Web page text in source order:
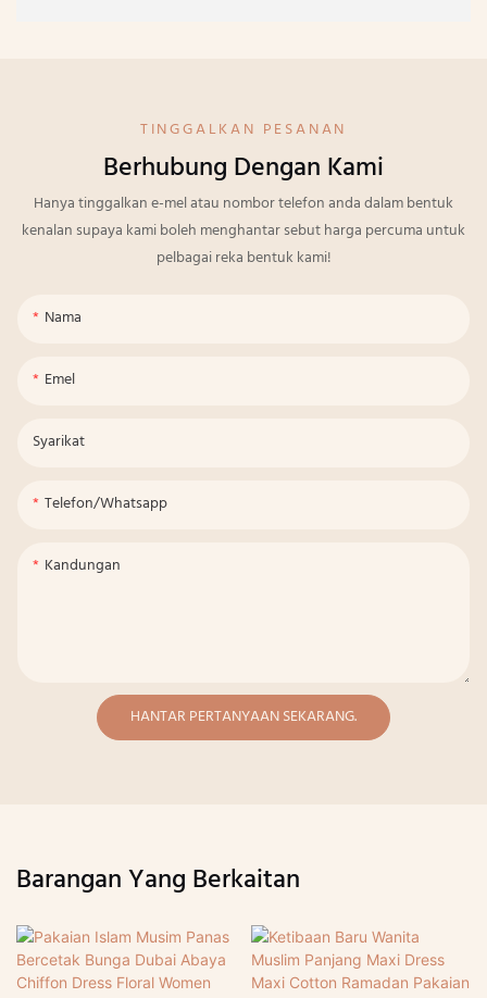
TINGGALKAN PESANAN
Berhubung Dengan Kami
Hanya tinggalkan e-mel atau nombor telefon anda dalam bentuk
kenalan supaya kami boleh menghantar sebut harga percuma untuk
pelbagai reka bentuk kami!
Nama
Emel
Syarikat
Telefon/whatsapp
Kandungan
HANTAR PERTANYAAN SEKARANG.
Barangan Yang Berkaitan